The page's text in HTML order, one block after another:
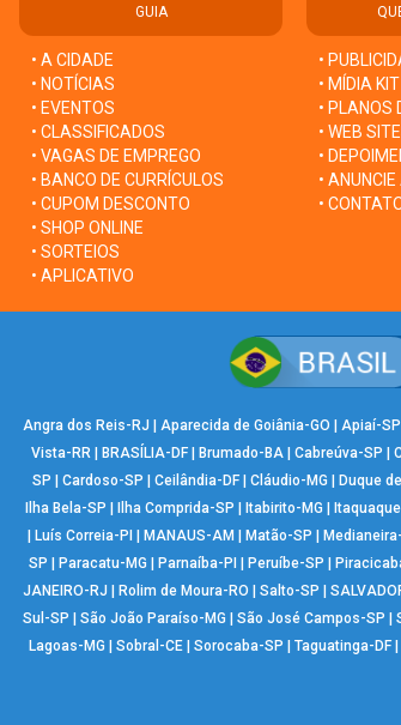
GUIA
• A CIDADE
• NOTÍCIAS
• EVENTOS
• CLASSIFICADOS
• VAGAS DE EMPREGO
• BANCO DE CURRÍCULOS
• CUPOM DESCONTO
• SHOP ONLINE
• SORTEIOS
• APLICATIVO
•
• MÍDIA KIT
• PLANOS
• WEB
•
• ANUNCIE
•
Angra dos Reis-RJ | Aparecida de Goiânia-GO | Apiaí-SP
Vista-RR | BRASÍLIA-DF| Brumado-BA| Cabreúva-SP |
SP | Cardoso-SP | Ceilândia-DF | Cláudio-MG | Duque
Ilha Bela-SP | Ilha Comprida-SP | Itabirito-MG |
| Luís Correia-PI | MANAUS-AM | Matão-SP |
SP | Paracatu-MG | Parnaíba-PI | Peruíbe-SP |
JANEIRO-RJ | Rolim de Moura-RO | Salto-SP |
Sul-SP | São João Paraíso-MG | São José Campos-SP |
Lagoas-MG | Sobral-CE| Sorocaba-SP | Taguatinga-DF|